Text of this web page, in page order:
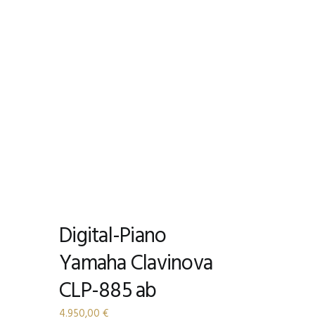
Digital-Piano
Yamaha Clavinova
CLP-885 ab
4.950,00 €